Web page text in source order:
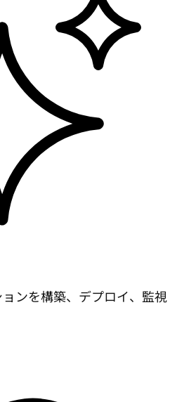
ンを構築、デプロイ、監視